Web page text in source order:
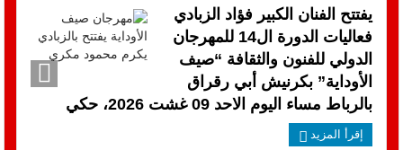
يفتتح الفنان الكبير فؤاد الزبادي
فعاليات الدورة ال14 للمهرجان
الدولي للفنون والثقافة “صيف
الأوداية” بكرنيش أبي رقراق
بالرباط مساء اليوم الاحد 09 غشت 2026، حكي
إقرأ المزيد